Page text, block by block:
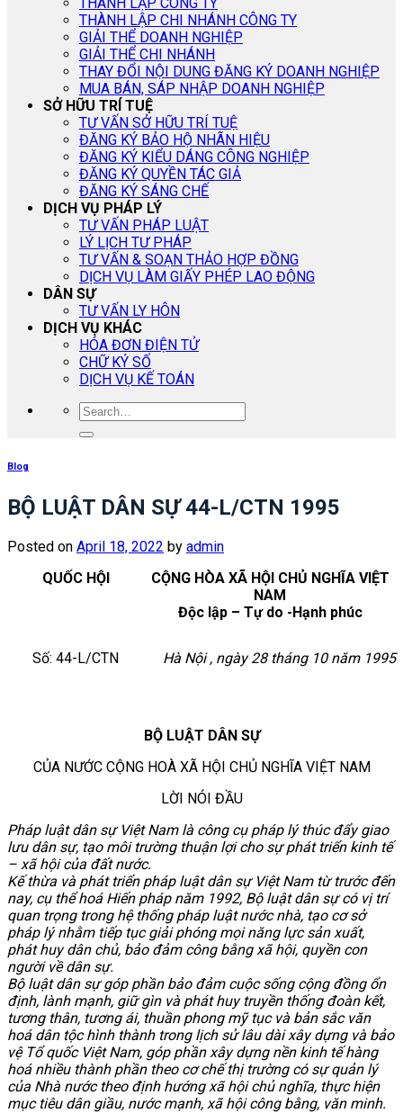
THÀNH LẬP CHI NHÁNH CÔNG TY
GIẢI THỂ DOANH NGHIỆP
GIẢI THỂ CHI NHÁNH
THAY ĐỔI NỘI DUNG ĐĂNG KÝ DOANH NGHIỆP
MUA BÁN, SÁP NHẬP DOANH NGHIỆP
SỞ HỮU TRÍ TUỆ
TƯ VẤN SỞ HỮU TRÍ TUỆ
ĐĂNG KÝ BẢO HỘ NHÃN HIỆU
ĐĂNG KÝ KIỂU DÁNG CÔNG NGHIỆP
ĐĂNG KÝ QUYỀN TÁC GIẢ
ĐĂNG KÝ SÁNG CHẾ
DỊCH VỤ PHÁP LÝ
TƯ VẤN PHÁP LUẬT
LÝ LỊCH TƯ PHÁP
TƯ VẤN & SOẠN THẢO HỢP ĐỒNG
DỊCH VỤ LÀM GIẤY PHÉP LAO ĐỘNG
DÂN SỰ
TƯ VẤN LY HÔN
DỊCH VỤ KHÁC
HÓA ĐƠN ĐIỆN TỬ
CHỮ KÝ SỐ
DỊCH VỤ KẾ TOÁN
Blog
BỘ LUẬT DÂN SỰ 44-L/CTN 1995
Posted on April 18, 2022 by admin
QUỐC HỘI
CỘNG HÒA XÃ HỘI CHỦ NGHĨA VIỆT
NAM
Độc lập – Tự do -Hạnh phúc
Số: 44-L/CTN Hà Nội , ngày 28 tháng 10 năm 1995
BỘ LUẬT DÂN SỰ
CỦA NƯỚC CỘNG HOÀ XÃ HỘI CHỦ NGHĨA VIỆT NAM
LỜI NÓI ĐẦU
Pháp luật dân sự Việt Nam là công cụ pháp lý thúc đẩy giao
lưu dân sự, tạo môi trường thuận lợi cho sự phát triển kinh tế
– xã hội của đất nước.
Kế thừa và phát triển pháp luật dân sự Việt Nam từ trước đến
nay, cụ thể hoá Hiến pháp năm 1992, Bộ luật dân sự có vị trí
quan trọng trong hệ thống pháp luật nước nhà, tạo cơ sở
pháp lý nhằm tiếp tục giải phóng mọi năng lực sản xuất,
phát huy dân chủ, bảo đảm công bằng xã hội, quyền con
người về dân sự.
Bộ luật dân sự góp phần bảo đảm cuộc sống cộng đồng ổn
định, lành mạnh, giữ gìn và phát huy truyền thống đoàn kết,
tương thân, tương ái, thuần phong mỹ tục và bản sắc văn
hoá dân tộc hình thành trong lịch sử lâu dài xây dựng và bảo
vệ Tổ quốc Việt Nam, góp phần xây dựng nền kinh tế hàng
hoá nhiều thành phần theo cơ chế thị trường có sự quản lý
của Nhà nước theo định hướng xã hội chủ nghĩa, thực hiện
mục tiêu dân giầu, nước mạnh, xã hội công bằng, văn minh.